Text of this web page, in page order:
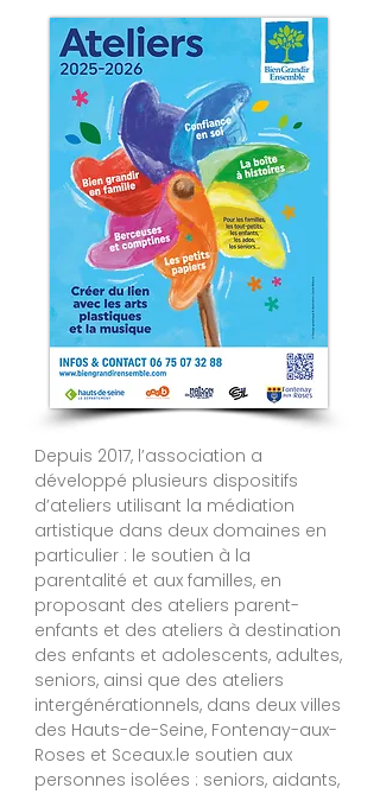
​Depuis 2017, l’association a
développé plusieurs dispositifs
d’ateliers utilisant la médiation
artistique dans deux domaines en
particulier : le soutien à la
parentalité et aux familles, en
proposant des ateliers parent-
enfants et des ateliers à destination
des enfants et adolescents, adultes,
seniors, ainsi que des ateliers
intergénérationnels, dans deux villes
des Hauts-de-Seine, Fontenay-aux-
Roses et Sceaux.le soutien aux
personnes isolées : seniors, aidants,